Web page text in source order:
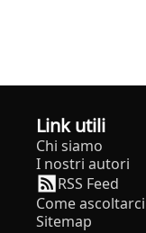
Link utili
Chi siamo
I nostri autori
RSS Feed
Come ascoltarci
Sitemap